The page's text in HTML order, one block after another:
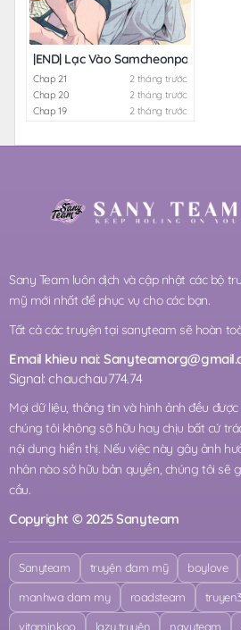
|END| Lạc Vào Samcheonpo
Chap 21
2 tháng trước
Chap 20
2 tháng trước
Chap 19
2 tháng trước
Sany Team luôn dịch và cập nhật các bộ
mỹ mới nhất để phục vụ cho các bạn.
Tất cả các truyện tại sanyteam sẽ hoàn
Email khieu nai:
Signal: chauchau774.74
Mọi dữ liệu, thông tin và hình ảnh đều
chúng tôi không sỡ hữu hay chịu bất cứ
nội dung hiển thị. Nếu việc này gây ảnh
nhân nào sở hữu bản quyền, chúng tôi sẽ
cầu.
Copyright © 2025 Sanyteam
Sanyteam truyện đam mỹ boylove
manhwa dam my roadsteam
vitaminkoo lazy truyện navyteam